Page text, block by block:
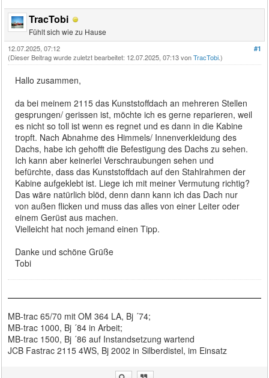
TracTobi
Fühlt sich wie zu Hause
#1
12.07.2025, 07:12
(Dieser Beitrag wurde zuletzt bearbeitet: 12.07.2025, 07:13 vonTracTobi.)
Hallo zusammen,
da bei meinem 2115 das Kunststoffdach an mehreren Stellen
gesprungen/ gerissen ist, möchte ich es gerne reparieren, weil
es nicht so toll ist wenn es regnet und es dann in die Kabine
tropft. Nach Abnahme des Himmels/ Innenverkleidung des
Dachs, habe ich gehofft die Befestigung des Dachs zu sehen.
Ich kann aber keinerlei Verschraubungen sehen und
befürchte, dass das Kunststoffdach auf den Stahlrahmen der
Kabine aufgeklebt ist. Liege ich mit meiner Vermutung richtig?
Das wäre natürlich blöd, denn dann kann ich das Dach nur
von außen flicken und muss das alles von einer Leiter oder
einem Gerüst aus machen.
Vielleicht hat noch jemand einen Tipp.
Danke und schöne Grüße
Tobi
MB-trac 65/70 mit OM 364 LA, Bj ´74;
MB-trac 1000, Bj ´84 in Arbeit;
MB-trac 1500, Bj ´86 auf Instandsetzung wartend
JCB Fastrac 2115 4WS, Bj 2002 in Silberdistel, im Einsatz